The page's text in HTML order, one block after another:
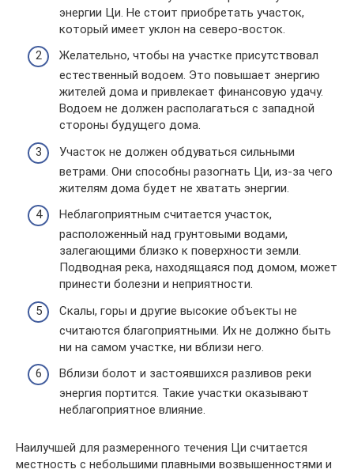
энергии Ци. Не стоит приобретать участок,
который имеет уклон на северо-восток.
Желательно, чтобы на участке присутствовал
естественный водоем. Это повышает энергию
жителей дома и привлекает финансовую удачу.
Водоем не должен располагаться с западной
стороны будущего дома.
Участок не должен обдуваться сильными
ветрами. Они способны разогнать Ци, из-за чего
жителям дома будет не хватать энергии.
Неблагоприятным считается участок,
расположенный над грунтовыми водами,
залегающими близко к поверхности земли.
Подводная река, находящаяся под домом, может
принести болезни и неприятности.
Скалы, горы и другие высокие объекты не
считаются благоприятными. Их не должно быть
ни на самом участке, ни вблизи него.
Вблизи болот и застоявшихся разливов реки
энергия портится. Такие участки оказывают
неблагоприятное влияние.
Наилучшей для размеренного течения Ци считается
местность с небольшими плавными возвышенностями и